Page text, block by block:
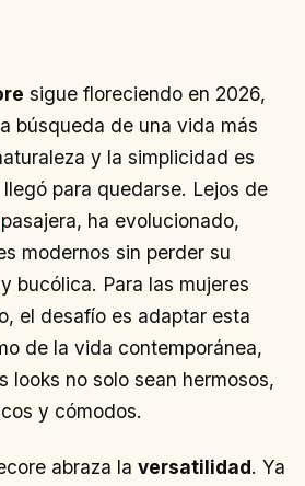
sigue floreciendo en 2026,
búsqueda de una vida más
y la simplicidad es
para quedarse. Lejos de
pasajera, ha evolucionado,
modernos sin perder su
bucólica. Para las mujeres
el desafío es adaptar esta
de la vida contemporánea,
looks no solo sean hermosos,
y cómodos.
abraza la versatilidad. Ya